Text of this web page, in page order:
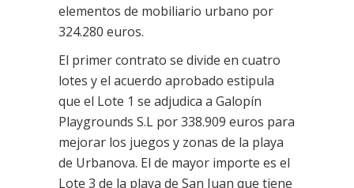
elementos de mobiliario urbano por
324.280 euros.
El primer contrato se divide en cuatro
lotes y el acuerdo aprobado estipula
que el Lote 1 se adjudica a Galopín
Playgrounds S.L por 338.909 euros para
mejorar los juegos y zonas de la playa
de Urbanova. El de mayor importe es el
Lote 3 de la playa de San Juan que tiene